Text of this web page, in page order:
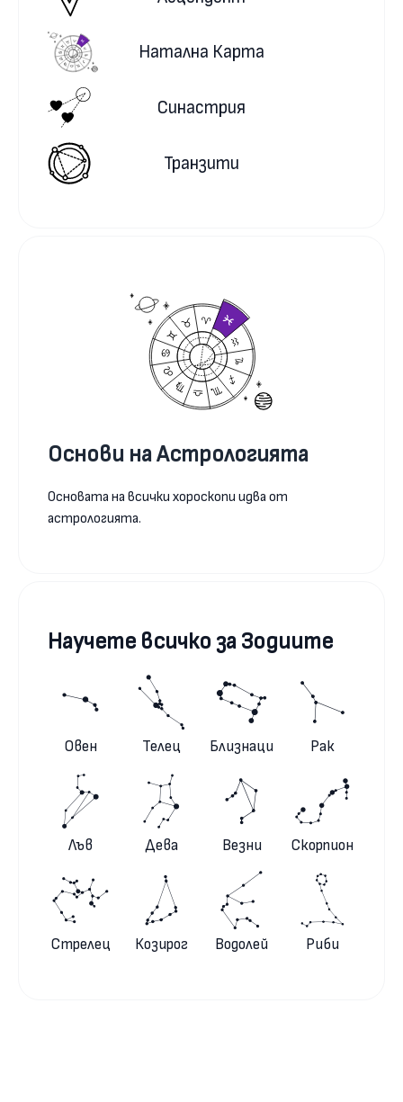
Натална Карта
Синастрия
Транзити
Основи на Астрологията
Основата на всички хороскопи идва от
астрологията.
Научете всичко за Зодиите
Овен Телец Близнаци Рак
Лъв Дева Везни Скорпион
Стрелец Козирог Водолей Риби